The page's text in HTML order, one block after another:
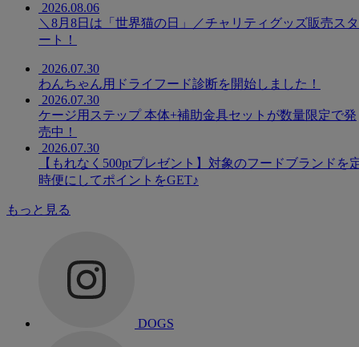
2026.08.06
＼8月8日は「世界猫の日」／チャリティグッズ販売スタ
ート！
2026.07.30
わんちゃん用ドライフード診断を開始しました！
2026.07.30
ケージ用ステップ 本体+補助金具セットが数量限定で発
売中！
2026.07.30
【もれなく500ptプレゼント】対象のフードブランドを
時便にしてポイントをGET♪
もっと見る
DOGS